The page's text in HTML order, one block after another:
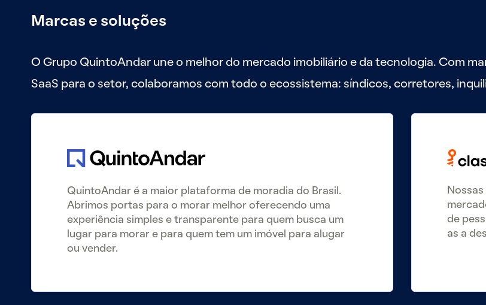
Marcas e soluções
O Grupo QuintoAndar une o melhor do mercado imobiliário e da tecnologia. Com
SaaS para o setor, colaboramos com todo o ecossistema: síndicos, corretores,
QuintoAndar é a maior plataforma de moradia do Brasil.
Abrimos portas para o morar melhor oferecendo uma
experiência simples e transparente para quem busca um
lugar para morar e para quem tem um imóvel para alugar
ou vender.
de
as a